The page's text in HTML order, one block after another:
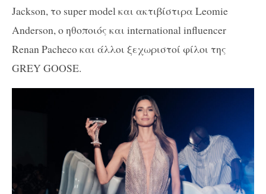
Jackson, το supermodelκαι ακτιβίστιρα Leomie
Anderson,oηθοποιός και internationalinfluencer
RenanPachecoκαι άλλοι ξεχωριστοί φίλοι της
GREYGOOSE.